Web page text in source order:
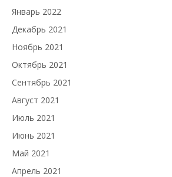
Январь 2022
Декабрь 2021
Ноябрь 2021
Октябрь 2021
Сентябрь 2021
Август 2021
Июль 2021
Июнь 2021
Май 2021
Апрель 2021